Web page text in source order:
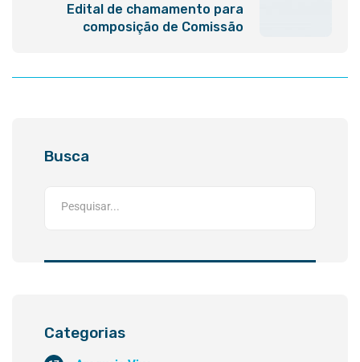
Edital de chamamento para
composição de Comissão
Busca
Categorias